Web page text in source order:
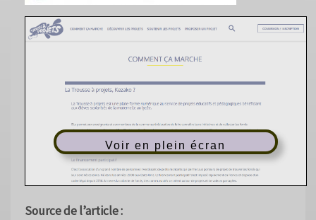
Voir en plein écran
Source de l’article :